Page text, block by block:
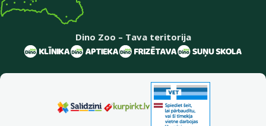
Dino Zoo – Tava teritorija